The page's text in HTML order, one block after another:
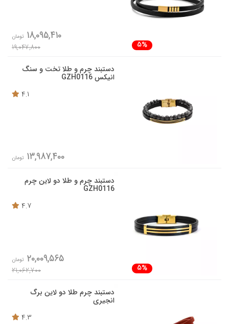
5%
18,095,410 تومان
19,047,800
دستبند چرم و طلا تخت و سنگ
انیکس GZH0116
4.1
13,987,400 تومان
دستبند چرم و طلا دو لاین چرم
GZH0116
4.7
5%
20,009,565 تومان
21,062,700
دستبند چرم طلا دو لاین برگ
انجیری
4.3